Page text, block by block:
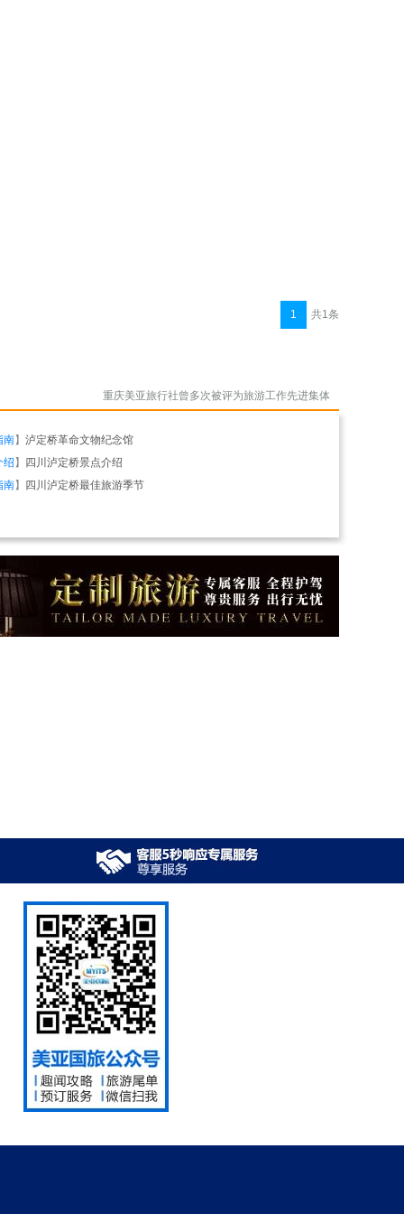
共1条
1
重庆美亚旅行社曾多次被评为旅游工作先进集体
南】 泸定桥革命文物纪念馆
绍 】
四川泸定桥景点介绍
南】
四川泸定桥最佳旅游季节